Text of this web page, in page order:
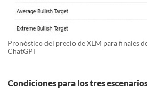
Pronóstico del precio de XLM para finales
ChatGPT
Condiciones para los tres